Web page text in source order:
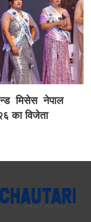
मिसेस नेपाल
का विजेता